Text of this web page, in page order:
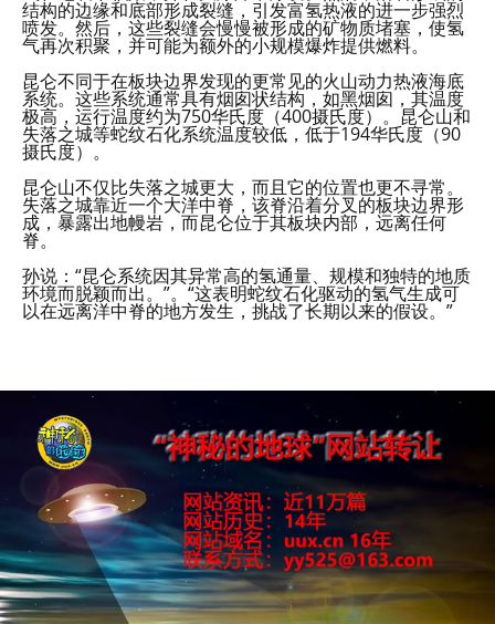
结构的边缘和底部形成裂缝，引发富氢热液的进一步强烈
喷发。然后，这些裂缝会慢慢被形成的矿物质堵塞，使氢
气再次积聚，并可能为额外的小规模爆炸提供燃料。
昆仑不同于在板块边界发现的更常见的火山动力热液海底
系统。这些系统通常具有烟囱状结构，如黑烟囱，其温度
极高，运行温度约为750华氏度（400摄氏度）。昆仑山和
失落之城等蛇纹石化系统温度较低，低于194华氏度（90
摄氏度）。
昆仑山不仅比失落之城更大，而且它的位置也更不寻常。
失落之城靠近一个大洋中脊，该脊沿着分叉的板块边界形
成，暴露出地幔岩，而昆仑位于其板块内部，远离任何
脊。
孙说：“昆仑系统因其异常高的氢通量、规模和独特的地质
环境而脱颖而出。”。“这表明蛇纹石化驱动的氢气生成可
以在远离洋中脊的地方发生，挑战了长期以来的假设。”